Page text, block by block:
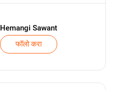
Hemangi Sawant
फॉलो करा